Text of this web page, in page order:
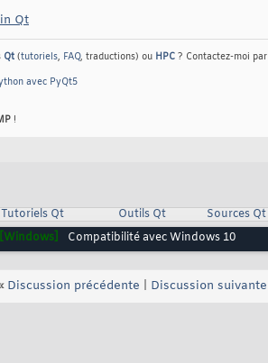
Qt
Qt (tutoriels, FAQ, traductions) ou HPC ? Contactez-moi par
avec PyQt5
!
Tutoriels Qt Outils Qt Sources Qt
[Windows] Compatibilité avec Windows 10
Discussion précédente Discussion suivante